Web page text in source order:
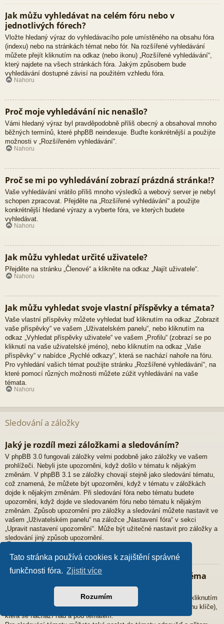
Tato stránka používá cookies k zajištění správné
funkčnosti fóra. Zjistit více
Rozumím
Jak můžu vyhledávat na celém fóru nebo v
jednotlivých fórech?
Vložte hledaný výraz do vyhledávacího pole umístěného na obsahu fóra
(indexu) nebo na stránkách témat nebo fór. Na rozšířené vyhledávání
můžete přejít kliknutím na odkaz (nebo ikonu) „Rozšířené vyhledávání“,
který najdete na všech stránkách fóra. Jakým způsobem bude
vyhledávání dostupné závisí na použitém vzhledu fóra.
Nahoru
Proč moje vyhledávání nic nenašlo?
Vámi hledaný výraz byl pravděpodobně příliš obecný a obsahoval mnoho
běžných termínů, které phpBB neindexuje. Buďte konkrétnější a použijte
možnosti v „Rozšířeném vyhledávání“.
Nahoru
Proč se mi po vyhledávání zobrazí prázdná stránka!?
Vaše vyhledávání vrátilo příliš mnoho výsledků a webový server je nebyl
schopen zpracovat. Přejděte na „Rozšířené vyhledávání“ a použijte
konkrétnější hledané výrazy a vyberte fóra, ve kterých budete
vyhledávat.
Nahoru
Jak můžu vyhledat určité uživatele?
Přejděte na stránku „Členové“ a klikněte na odkaz „Najít uživatele“.
Nahoru
Jak můžu vyhledat svoje vlastní příspěvky a témata?
Vaše vlastní příspěvky můžete vyhledat buď kliknutím na odkaz „Zobrazit
vaše příspěvky“ ve vašem „Uživatelském panelu“, nebo kliknutím na
odkaz „Vyhledat příspěvky uživatele“ ve vašem „Profilu“ (zobrazí se po
kliknutí na vaše uživatelské jméno), nebo kliknutím na odkaz „Vaše
příspěvky“ v nabídce „Rychlé odkazy“, která se nachází nahoře na fóru.
Pro vyhledání vašich témat použijte stránku „Rozšířené vyhledávání“, na
které pomocí různých možnosti můžete zúžit vyhledávání na vaše
témata.
Nahoru
Sledování a záložky
Jaký je rozdíl mezi záložkami a sledováním?
V phpBB 3.0 fungovali záložky velmi podobně jako záložky ve vašem
prohlížeči. Nebyli jste upozorněni, když došlo v tématu k nějakým
změnám. V phpBB 3.1 se záložky chovají stejně jako sledování tématu,
což znamená, že můžete být upozorněni, když v tématu v záložkách
dojde k nějakým změnám. Při sledování fóra nebo tématu budete
upozorněni, když dojde ve sledovaném fóru nebo tématu k nějakým
změnám. Způsob upozornění pro záložky a sledování můžete nastavit ve
vašem „Uživatelském panelu“ na záložce „Nastavení fóra“ v sekci
„Upravit nastavení upozornění“. Může být užitečné nastavit pro záložky a
sledování jiný způsob upozornění.
Jak můžu přidat určité téma do záložek nebo téma
začít sledovat?
Přidat určité téma do záložek nebo téma začít sledovat můžete kliknutím
na příslušný odkaz v nabídce „Nástroje tématu“ (obvykle má ikonu klíče),
která se nachází nad a pod tématem.